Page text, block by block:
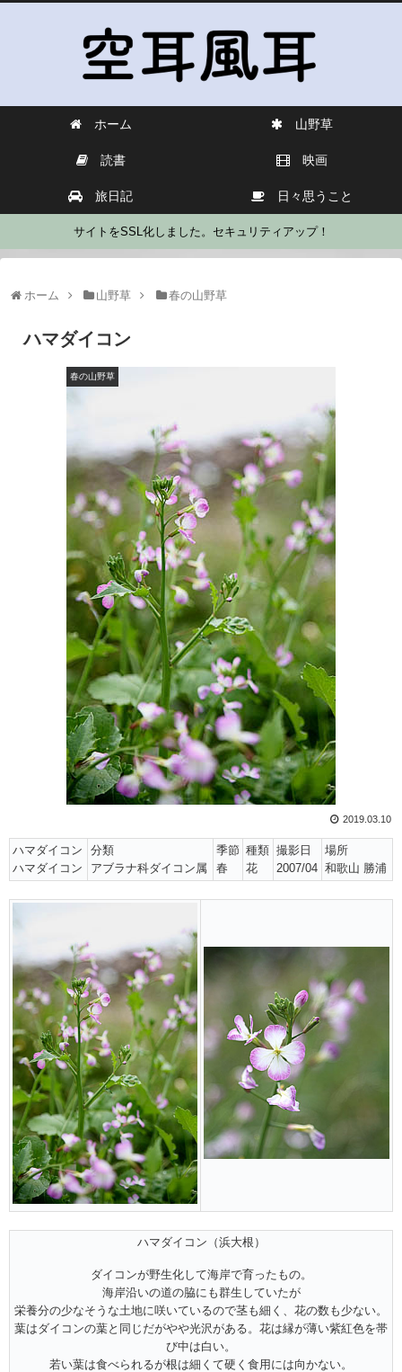
ホーム 山野草
読書 映画
旅日記 日々思うこと
サイトをSSL化しました。セキュリティアップ！
ホーム 山野草 春の山野草
ハマダイコン
春の山野草
2019.03.10
ハマダイコン
ハマダイコン
分類
アブラナ科ダイコン属
季節
春
種類
花
撮影日
2007/04
場所
和歌山 勝浦
ハマダイコン（浜大根）
ダイコンが野生化して海岸で育ったもの。
海岸沿いの道の脇にも群生していたが
栄養分の少なそうな土地に咲いているので茎も細く、花の数も少ない。
葉はダイコンの葉と同じだがやや光沢がある。花は縁が薄い紫紅色を帯
び中は白い。
若い葉は食べられるが根は細くて硬く食用には向かない。